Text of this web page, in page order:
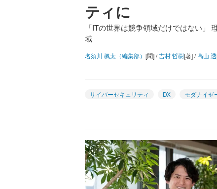
ティに
「ITの世界は競争領域だけではない」
域
名須川 楓太（編集部） [聞] /吉村 哲樹[著] /高山 透
サイバーセキュリティ DX モダナイゼ